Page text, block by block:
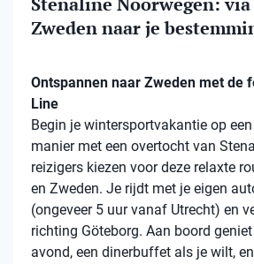
Zweden naar je
Ontspannen naar Zweden met de
Line
Begin je wintersportvakantie op
manier met een overtocht van
reizigers kiezen voor deze relaxte
en Zweden. Je rijdt met je eigen
(ongeveer 5 uur vanaf Utrecht) en
richting Göteborg. Aan boord
avond, een dinerbuffet als je wilt,